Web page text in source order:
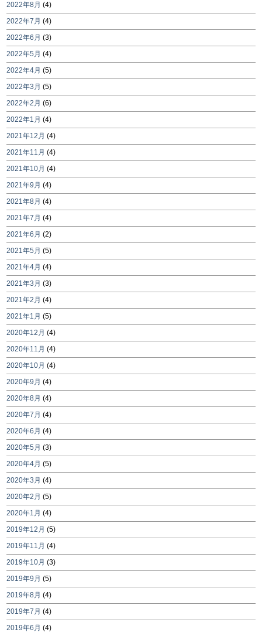
2022年8月 (4)
2022年7月 (4)
2022年6月 (3)
2022年5月 (4)
2022年4月 (5)
2022年3月 (5)
2022年2月 (6)
2022年1月 (4)
2021年12月 (4)
2021年11月 (4)
2021年10月 (4)
2021年9月 (4)
2021年8月 (4)
2021年7月 (4)
2021年6月 (2)
2021年5月 (5)
2021年4月 (4)
2021年3月 (3)
2021年2月 (4)
2021年1月 (5)
2020年12月 (4)
2020年11月 (4)
2020年10月 (4)
2020年9月 (4)
2020年8月 (4)
2020年7月 (4)
2020年6月 (4)
2020年5月 (3)
2020年4月 (5)
2020年3月 (4)
2020年2月 (5)
2020年1月 (4)
2019年12月 (5)
2019年11月 (4)
2019年10月 (3)
2019年9月 (5)
2019年8月 (4)
2019年7月 (4)
2019年6月 (4)